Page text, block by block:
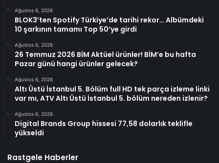
Ağustos 6, 2026
BLOK3’ten Spotify Türkiye’de tarihi rekor… Albümdeki
10 şarkının tamamı Top 50’ye girdi
Ağustos 6, 2026
26 Temmuz 2026 BİM Aktüel ürünler! BİM’e bu hafta
Pazar günü hangi ürünler gelecek?
Ağustos 6, 2026
Altı Üstü İstanbul 5. Bölüm full HD tek parça izleme linki
var mı, ATV Altı Üstü İstanbul 5. bölüm nereden izlenir?
Ağustos 6, 2026
Digital Brands Group hissesi 77,58 dolarlık teklifle
yükseldi
Rastgele Haberler